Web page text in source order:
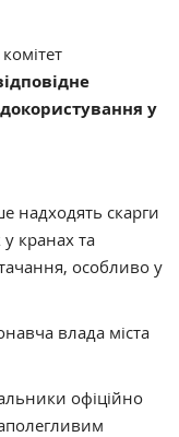
у
надходять скарги
кранах та
особливо у
влада міста
офіційно